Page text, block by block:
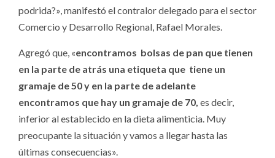
podrida?», manifestó el contralor delegado para el sector
Comercio y Desarrollo Regional, Rafael Morales.
Agregó que, «encontramos bolsas de pan que tienen
en la parte de atrás una etiqueta que tiene un
gramaje de 50 y en la parte de adelante
encontramos que hay un gramaje de 70, es decir,
inferior al establecido en la dieta alimenticia. Muy
preocupante la situación y vamos a llegar hasta las
últimas consecuencias».